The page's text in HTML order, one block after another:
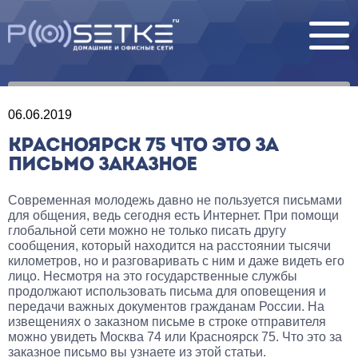
06.06.2019
КРАСНОЯРСК 75 ЧТО ЭТО ЗА
ПИСЬМО ЗАКАЗНОЕ
Современная молодежь давно не пользуется письмами
для общения, ведь сегодня есть Интернет. При помощи
глобальной сети можно не только писать другу
сообщения, который находится на расстоянии тысячи
километров, но и разговаривать с ним и даже видеть его
лицо. Несмотря на это государственные службы
продолжают использовать письма для оповещения и
передачи важных документов гражданам России. На
извещениях о заказном письме в строке отправителя
можно увидеть Москва 74 или Красноярск 75. Что это за
заказное письмо вы узнаете из этой статьи.